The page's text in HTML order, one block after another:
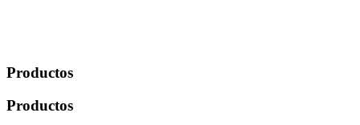
Productos
Productos